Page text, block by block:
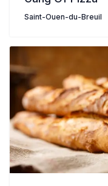
Saint-Ouen-du-Breuil